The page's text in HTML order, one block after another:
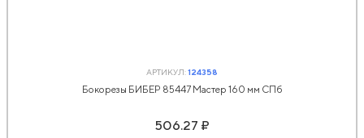
АРТИКУЛ:124358
Бокорезы БИБЕР 85447 Мастер 160 мм СПб
506.27 ₽